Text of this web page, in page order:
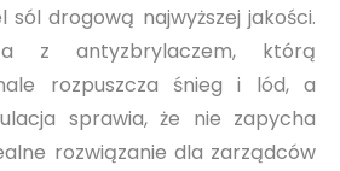
sól drogową najwyższej jakości.
z antyzbrylaczem, którą
rozpuszcza śnieg i lód, a
sprawia, że nie zapycha
rozwiązanie dla zarządców